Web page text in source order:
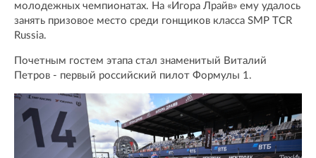
молодежных чемпионатах. На «Игора Лрайв» ему удалось
занять призовое место среди гонщиков класса SMP TCR
Russia.
Почетным гостем этапа стал знаменитый Виталий
Петров - первый российский пилот Формулы 1.